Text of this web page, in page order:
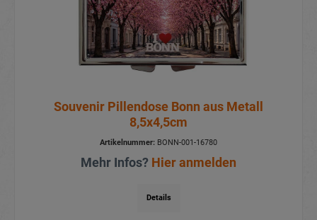
Souvenir Pillendose Bonn aus Metall
8,5x4,5cm
Artikelnummer: BONN-001-16780
Mehr Infos? Hier anmelden
Details